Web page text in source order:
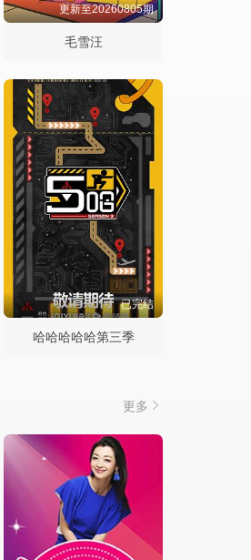
更新至20260805期
毛雪汪
已完结
哈哈哈哈哈第三季
更多